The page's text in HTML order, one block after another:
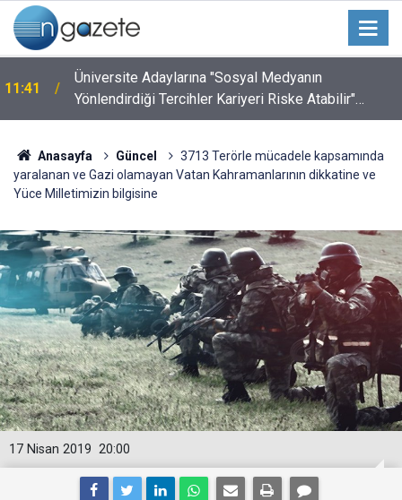
11:41
Üniversite Adaylarına "Sosyal Medyanın
Yönlendirdiği Tercihler Kariyeri Riske Atabilir"
Uyarısı
Anasayfa Güncel
3713 Terörle mücadele kapsamında
yaralanan ve Gazi olamayan Vatan Kahramanlarının dikkatine ve
Yüce Milletimizin bilgisine
20:00
17 Nisan 2019